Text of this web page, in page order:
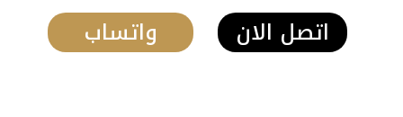
واتساب اتصل الان